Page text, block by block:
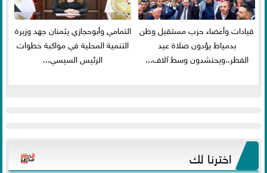
قيادات وأعضاء حزب مستقبل وطن
بدمياط يؤدون صلاة عيد
الفطر..ويحتشدون وسط آلاف...
التمامي وأبوحجازي يثمنان جهد وزيرة
التنمية المحلية في مواكبة خطوات
الرئيس السيسي...
اخترنا لك